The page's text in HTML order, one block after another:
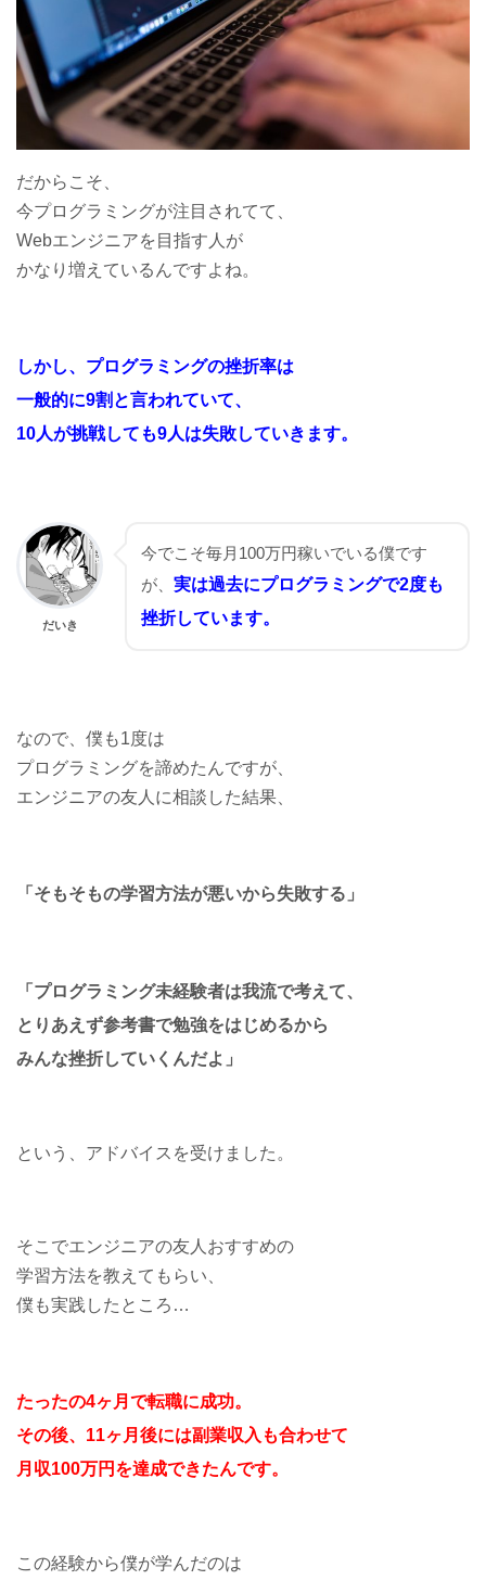
だからこそ、
今プログラミングが注目されてて、
Webエンジニアを目指す人が
かなり増えているんですよね。
しかし、プログラミングの挫折率は
一般的に9割と言われていて、
10人が挑戦しても9人は失敗していきます。
だいき
今でこそ毎月100万円稼いでいる僕です
が、 実は過去にプログラミングで2度も
挫折しています。
なので、僕も1度は
プログラミングを諦めたんですが、
エンジニアの友人に相談した結果、
「そもそもの学習方法が悪いから失敗する」
「プログラミング未経験者は我流で考えて、
とりあえず参考書で勉強をはじめるから
みんな挫折していくんだよ」
という、アドバイスを受けました。
そこでエンジニアの友人おすすめの
学習方法を教えてもらい、
僕も実践したところ…
たったの4ヶ月で転職に成功。
その後、11ヶ月後には副業収入も合わせて
月収100万円を達成できたんです。
この経験から僕が学んだのは